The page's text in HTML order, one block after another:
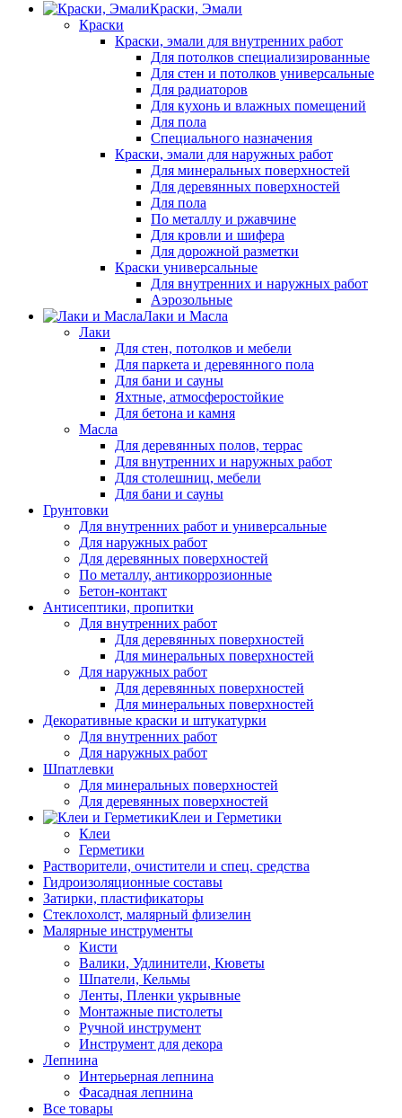
Краски, Эмали
Краски
Краски, эмали для внутренних работ
Для потолков специализированные
Для стен и потолков универсальные
Для радиаторов
Для кухонь и влажных помещений
Для пола
Специального назначения
Краски, эмали для наружных работ
Для минеральных поверхностей
Для деревянных поверхностей
Для пола
По металлу и ржавчине
Для кровли и шифера
Для дорожной разметки
Краски универсальные
Для внутренних и наружных работ
Аэрозольные
Лаки и Масла
Лаки
Для стен, потолков и мебели
Для паркета и деревянного пола
Для бани и сауны
Яхтные, атмосферостойкие
Для бетона и камня
Масла
Для деревянных полов, террас
Для внутренних и наружных работ
Для столешниц, мебели
Для бани и сауны
Грунтовки
Для внутренних работ и универсальные
Для наружных работ
Для деревянных поверхностей
По металлу, антикоррозионные
Бетон-контакт
Антисептики, пропитки
Для внутренних работ
Для деревянных поверхностей
Для минеральных поверхностей
Для наружных работ
Для деревянных поверхностей
Для минеральных поверхностей
Декоративные краски и штукатурки
Для внутренних работ
Для наружных работ
Шпатлевки
Для минеральных поверхностей
Для деревянных поверхностей
Клеи и Герметики
Клеи
Герметики
Растворители, очистители и спец. средства
Гидроизоляционные составы
Затирки, пластификаторы
Стеклохолст, малярный флизелин
Малярные инструменты
Кисти
Валики, Удлинители, Кюветы
Шпатели, Кельмы
Ленты, Пленки укрывные
Монтажные пистолеты
Ручной инструмент
Инструмент для декора
Лепнина
Интерьерная лепнина
Фасадная лепнина
Все товары